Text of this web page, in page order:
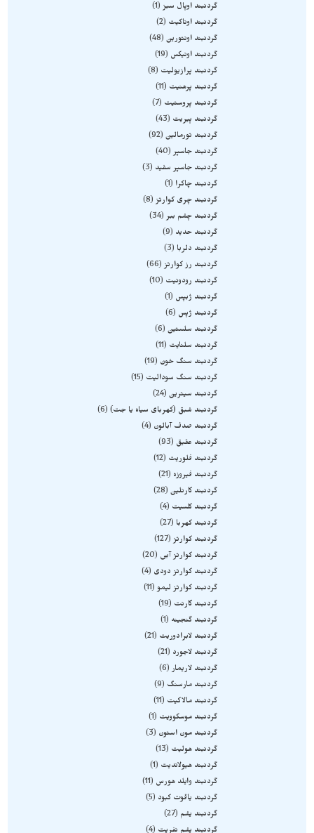
گردنبند اوپال سبز 1
گردنبند اوناکیت
2
گردنبند اونتورین 48
گردنبند اونیکس
19
گردنبند پرازیولیت
8
گردنبند پرهنیت
11
گردنبند پروستیت
7
گردنبند پیریت
43
گردنبند تورمالین 92
گردنبند جاسپر 40
گردنبند جاسپر سفید
3
گردنبند چاکرا
1
گردنبند چری کوارتز 8
گردنبند چشم ببر 34
گردنبند حدید
9
گردنبند دلربا
3
گردنبند رز کوارتز 66
گردنبند رودونیت
10
گردنبند ژبپس
1
گردنبند ژپس
6
گردنبند سلستین 6
گردنبند سلنایت
11
گردنبند سنگ خون
19
گردنبند سنگ سودالیت
15
گردنبند سیترین 24
گردنبند شبق (کهربای سیاه یا جت) 6
گردنبند صدف آبالون
4
گردنبند عقیق
93
گردنبند فلوریت
12
گردنبند فیروزه
21
گردنبند کارنلین 28
گردنبند کلسیت
4
گردنبند کهربا
27
گردنبند کوارتز 127
گردنبند کوارتز آبی
20
گردنبند کوارتز دودی
4
گردنبند کوارتز لیمو 11
گردنبند گارنت
19
گردنبند گنجینه
1
گردنبند لابرادوریت
21
گردنبند لاجورد
21
گردنبند لاریمار 6
گردنبند مارسنگ
9
گردنبند مالاکیت
11
گردنبند موسکوویت
1
گردنبند مون استون
3
گردنبند هولیت
13
گردنبند هیولاندیت
1
گردنبند وایلد هورس
11
گردنبند یاقوت کبود
5
گردنبند یشم
27